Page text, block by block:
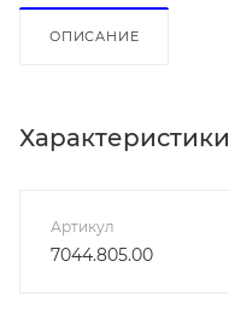
ОПИСАНИЕ
Характеристики
Артикул
7044.805.00